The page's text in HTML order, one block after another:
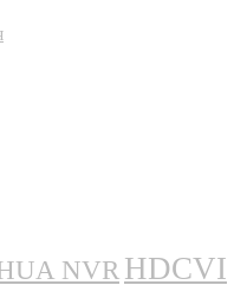
NVR HDCVI